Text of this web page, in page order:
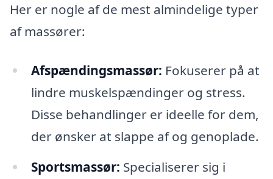
Her er nogle af de mest almindelige typer
af massører:
Afspændingsmassør: Fokuserer på at
lindre muskelspændinger og stress.
Disse behandlinger er ideelle for dem,
der ønsker at slappe af og genoplade.
Sportsmassør: Specialiserer sig i